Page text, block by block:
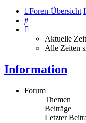
Foren-Übersicht
Suche
Aktuelle
Alle Zeiten
Information
Forum
Themen
Beiträge
Letzter